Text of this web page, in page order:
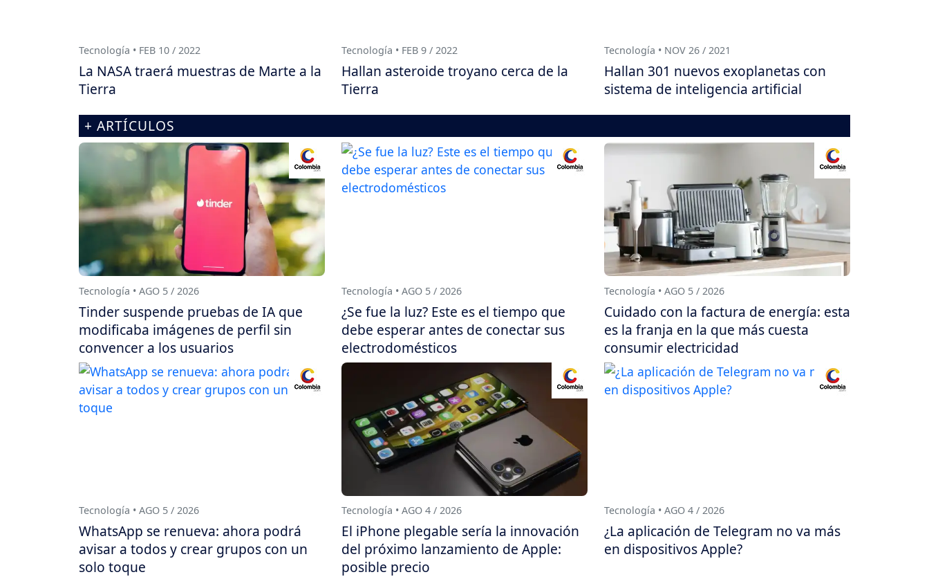
Tecnología • FEB 10 / 2022
La NASA traerá muestras de Marte a la
Tierra
Tecnología • FEB 9 / 2022
Hallan asteroide troyano cerca de la
Tierra
Tecnología • NOV 26 / 2021
Hallan 301 nuevos exoplanetas con
sistema de inteligencia artificial
+ ARTÍCULOS
Tecnología • AGO 5 / 2026
Tinder suspende pruebas de IA que
modificaba imágenes de perfil sin
convencer a los usuarios
Tecnología • AGO 5 / 2026
¿Se fue la luz? Este es el tiempo que
debe esperar antes de conectar sus
electrodomésticos
Tecnología • AGO 5 / 2026
Cuidado con la factura de energía: esta
es la franja en la que más cuesta
consumir electricidad
Tecnología • AGO 5 / 2026
WhatsApp se renueva: ahora podrá
avisar a todos y crear grupos con un
solo toque
Tecnología • AGO 4 / 2026
El iPhone plegable sería la innovación
del próximo lanzamiento de Apple:
posible precio
Tecnología • AGO 4 / 2026
¿La aplicación de Telegram no va más
en dispositivos Apple?